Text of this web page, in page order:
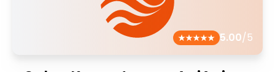
5.00/5